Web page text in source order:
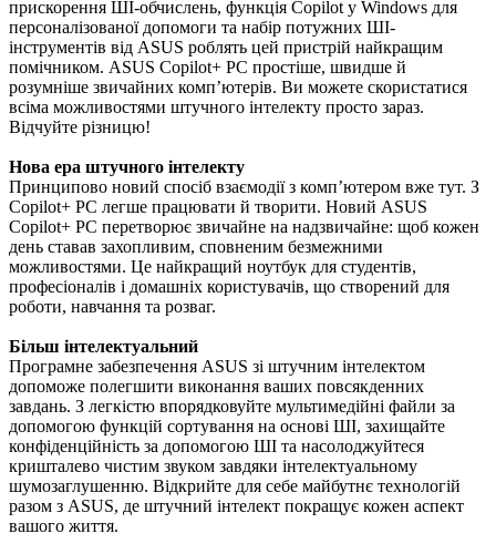
прискорення ШІ-обчислень, функція Copilot у Windows для
персоналізованої допомоги та набір потужних ШІ-
інструментів від ASUS роблять цей пристрій найкращим
помічником. ASUS Copilot+ PC простіше, швидше й
розумніше звичайних комп’ютерів. Ви можете скористатися
всіма можливостями штучного інтелекту просто зараз.
Відчуйте різницю!
Нова ера штучного інтелекту
Принципово новий спосіб взаємодії з комп’ютером вже тут. З
Copilot+ PC легше працювати й творити. Новий ASUS
Copilot+ PC перетворює звичайне на надзвичайне: щоб кожен
день ставав захопливим, сповненим безмежними
можливостями. Це найкращий ноутбук для студентів,
професіоналів і домашніх користувачів, що створений для
роботи, навчання та розваг.
Більш інтелектуальний
Програмне забезпечення ASUS зі штучним інтелектом
допоможе полегшити виконання ваших повсякденних
завдань. З легкістю впорядковуйте мультимедійні файли за
допомогою функцій сортування на основі ШІ, захищайте
конфіденційність за допомогою ШІ та насолоджуйтеся
кришталево чистим звуком завдяки інтелектуальному
шумозаглушенню. Відкрийте для себе майбутнє технологій
разом з ASUS, де штучний інтелект покращує кожен аспект
вашого життя.